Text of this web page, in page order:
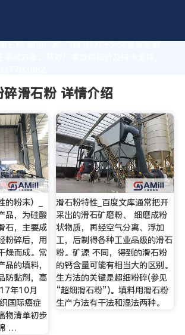
石粉 制造厂家，我们致力于为您量身定制
统方案。获取厂家直销报价及技术支持，
碎滑石粉 详情介绍
粉末）_
品，为硅酸
石，主要成
粉碎后，用
燥而成。常
的填料，
防黏剂，高
年10月
国际癌症
物清单初步
…
滑石粉特性_百度文库通常把开
采出的滑石矿磨粉、 细磨成粉
状物质，再经空气分离、浮加
工，后制得各种工业品级的滑石
粉。矿源 不同，得到的滑石粉
的钙含量可能有相当大的区别。
生方法的关键是超细粉碎(参见
“超细滑石粉”)。填料用滑石粉
生产方法有干法和湿法两种。